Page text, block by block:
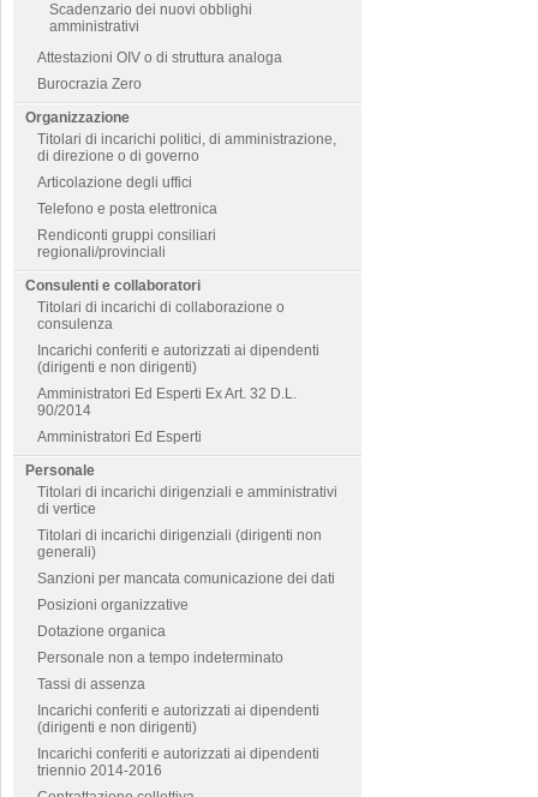
Scadenzario dei nuovi obblighi
amministrativi
Attestazioni OIV o di struttura analoga
Burocrazia Zero
Organizzazione
Titolari di incarichi politici, di amministrazione,
di direzione o di governo
Articolazione degli uffici
Telefono e posta elettronica
Rendiconti gruppi consiliari
regionali/provinciali
Consulenti e collaboratori
Titolari di incarichi di collaborazione o
consulenza
Incarichi conferiti e autorizzati ai dipendenti
(dirigenti e non dirigenti)
Amministratori Ed Esperti Ex Art. 32 D.L.
90/2014
Amministratori Ed Esperti
Personale
Titolari di incarichi dirigenziali e amministrativi
di vertice
Titolari di incarichi dirigenziali (dirigenti non
generali)
Sanzioni per mancata comunicazione dei dati
Posizioni organizzative
Dotazione organica
Personale non a tempo indeterminato
Tassi di assenza
Incarichi conferiti e autorizzati ai dipendenti
(dirigenti e non dirigenti)
Incarichi conferiti e autorizzati ai dipendenti
triennio 2014-2016